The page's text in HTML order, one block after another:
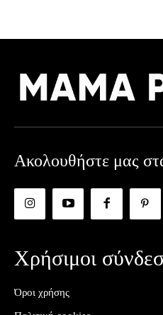
Ακολουθήστε μας
Χρήσιμοι
Όροι χρήσης